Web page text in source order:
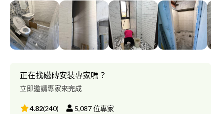
*室內空間規劃及設計統包工程 *舊屋翻新 拆除清運 *外墙防水 室
内防水 *油漆工程 木作工程 *各種泥作裝璜設計工程 地區限:雙北
基隆 桃園 新竹 苗栗 台中 宜蘭 我們提供免費到府估價 如有需要的
話 可以約時間看現場 再跟您討論 估價 真誠的為您服務及頋好品質
鑫輝築宅裝修工程有限公司
正在找磁磚安裝專家嗎？
立即邀請專家來完成
4.82(240) 5,087位專家